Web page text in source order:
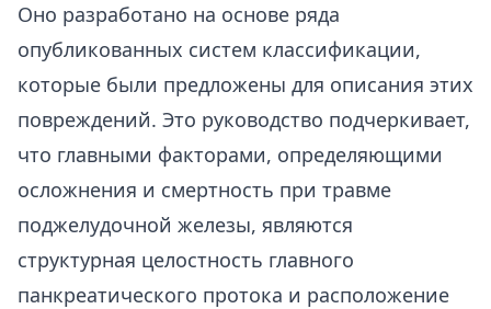
Оно разработано на основе ряда
опубликованных систем классификации,
которые были предложены для описания этих
повреждений. Это руководство подчеркивает,
что главными факторами, определяющими
осложнения и смертность при травме
поджелудочной железы, являются
структурная целостность главного
панкреатического протока и расположение